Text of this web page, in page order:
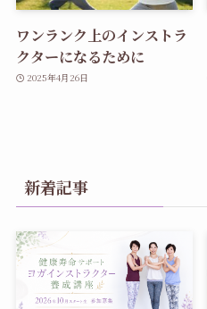
ワンランク上のインストラ
クターになるために
2025年4月26日
新着記事